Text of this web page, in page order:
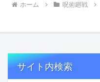
ホーム 呪術廻戦
サイト内検索